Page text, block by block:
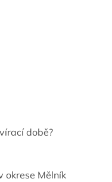
době?
okrese Mělník